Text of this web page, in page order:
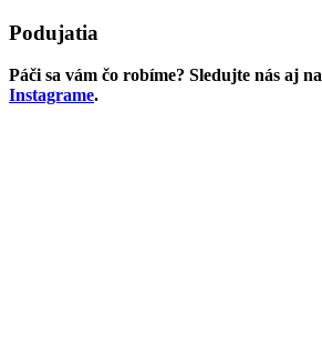
Podujatia
Páči sa vám čo robíme? Sledujte nás aj na
Instagrame.